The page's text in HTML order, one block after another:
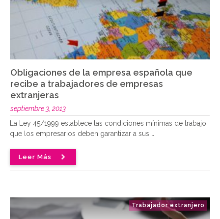
Obligaciones de la empresa española que
recibe a trabajadores de empresas
extranjeras
septiembre 3, 2013
La Ley 45/1999 establece las condiciones mínimas de trabajo
que los empresarios deben garantizar a sus ..
Leer Más
Trabajador extranjero